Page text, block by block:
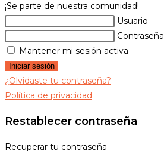
¡Se parte de nuestra comunidad!
Usuario
Contraseña
Mantener mi sesión activa
Iniciar sesión
¿Olvidaste tu contraseña?
Política de privacidad
Restablecer contraseña
Recuperar tu contraseña